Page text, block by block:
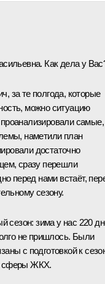
Как дела у
за те полгода, которые
можно ситуацию
самые,
наметили план
достаточно
сразу перешли
перед нами встаёт,
сезону.
сезон: зима у нас 220
не пришлось. Были
с подготовкой к
сферы ЖКХ.